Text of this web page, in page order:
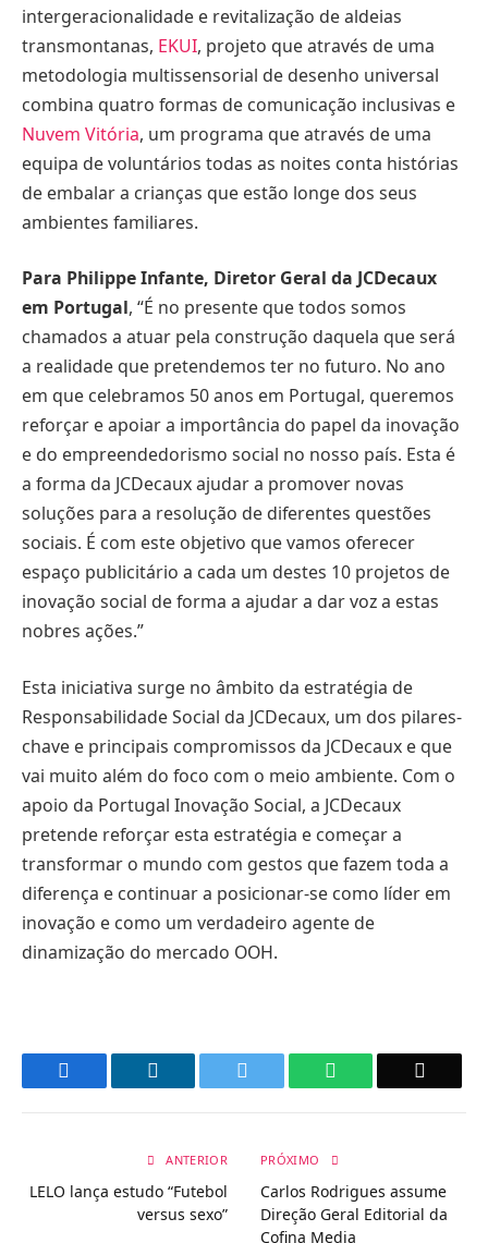
intergeracionalidade e revitalização de aldeias
transmontanas, EKUI, projeto que através de uma
metodologia multissensorial de desenho universal
combina quatro formas de comunicação inclusivas e
Nuvem Vitória, um programa que através de uma
equipa de voluntários todas as noites conta histórias
de embalar a crianças que estão longe dos seus
ambientes familiares.
Para Philippe Infante, Diretor Geral da JCDecaux
em Portugal, “É no presente que todos somos
chamados a atuar pela construção daquela que será
a realidade que pretendemos ter no futuro. No ano
em que celebramos 50 anos em Portugal, queremos
reforçar e apoiar a importância do papel da inovação
e do empreendedorismo social no nosso país. Esta é
a forma da JCDecaux ajudar a promover novas
soluções para a resolução de diferentes questões
sociais. É com este objetivo que vamos oferecer
espaço publicitário a cada um destes 10 projetos de
inovação social de forma a ajudar a dar voz a estas
nobres ações.”
Esta iniciativa surge no âmbito da estratégia de
Responsabilidade Social da JCDecaux, um dos pilares-
chave e principais compromissos da JCDecaux e que
vai muito além do foco com o meio ambiente. Com o
apoio da Portugal Inovação Social, a JCDecaux
pretende reforçar esta estratégia e começar a
transformar o mundo com gestos que fazem toda a
diferença e continuar a posicionar-se como líder em
inovação e como um verdadeiro agente de
dinamização do mercado OOH.
WhatsApp
ANTERIOR
LELO lança estudo “Futebol
versus sexo”
PRÓXIMO
Carlos Rodrigues assume
Direção Geral Editorial da
Cofina Media